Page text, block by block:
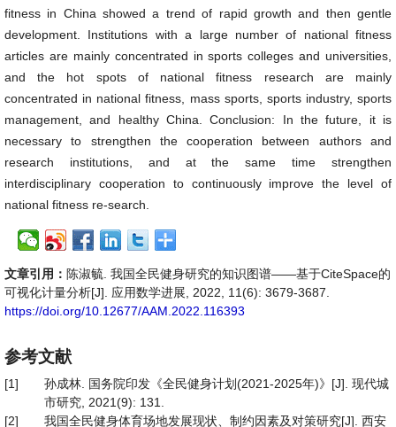
fitness in China showed a trend of rapid growth and then gentle
development. Institutions with a large number of national fitness
articles are mainly concentrated in sports colleges and universities,
and the hot spots of national fitness research are mainly
concentrated in national fitness, mass sports, sports industry, sports
management, and healthy China. Conclusion: In the future, it is
necessary to strengthen the cooperation between authors and
research institutions, and at the same time strengthen
interdisciplinary cooperation to continuously improve the level of
national fitness re-search.
文章引用： 陈淑毓. 我国全民健身研究的知识图谱——基于CiteSpace的
可视化计量分析[J]. 应用数学进展, 2022, 11(6): 3679-3687.
https://doi.org/10.12677/AAM.2022.116393
参考文献
[1]
孙成林. 国务院印发《全民健身计划(2021-2025年)》[J]. 现代城
市研究, 2021(9): 131.
[2]
我国全民健身体育场地发展现状、制约因素及对策研究[J]. 西安